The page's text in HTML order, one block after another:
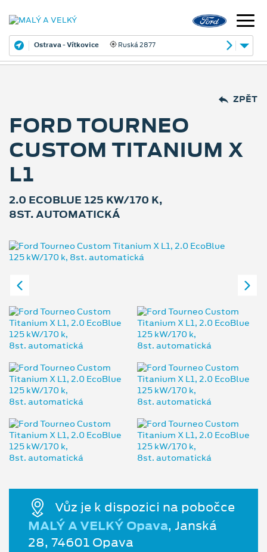
Ostrava - Vítkovice Ruská 2877
ZPĚT
FORD TOURNEO
CUSTOM TITANIUM X
L1
2.0 ECOBLUE 125 KW/170 K,
8ST. AUTOMATICKÁ
Vůz je k dispozici na pobočce
MALÝ A VELKÝ Opava, Janská
28, 74601 Opava